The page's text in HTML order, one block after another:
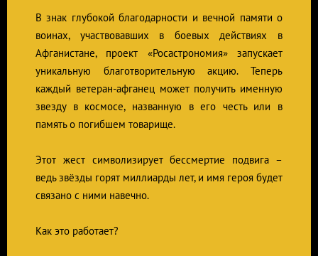
В знак глубокой благодарности и вечной памяти о
воинах, участвовавших в боевых действиях в
Афганистане, проект «Росастрономия» запускает
уникальную благотворительную акцию. Теперь
каждый ветеран-афганец может получить именную
звезду в космосе, названную в его честь или в
память о погибшем товарище.
Этот жест символизирует бессмертие подвига –
ведь звёзды горят миллиарды лет, и имя героя будет
связано с ними навечно.
Как это работает?